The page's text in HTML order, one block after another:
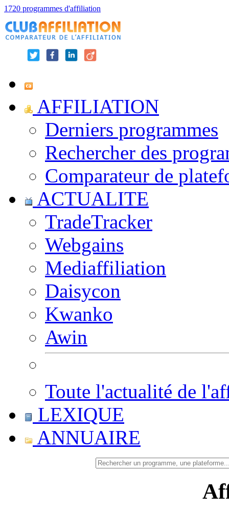
1720 programmes d'affiliation
AFFILIATION
Derniers programmes
Rechercher des
Comparateur de
ACTUALITE
TradeTracker
Webgains
Mediaffiliation
Daisycon
Kwanko
Awin
Toute l'actualité de
LEXIQUE
ANNUAIRE